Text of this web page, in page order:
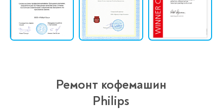
Ремонт кофемашин
Philips